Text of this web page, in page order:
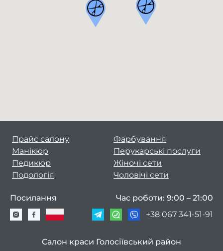
Прайс салону
Манікюр
Педикюр
Подологія
Фарбування
Перукарські послуги
Жіночі сети
Чоловічі сети
Час роботи: 9:00 – 21:00
+38 067 341-51-91
Салон краси Голосіївський район
Посилання